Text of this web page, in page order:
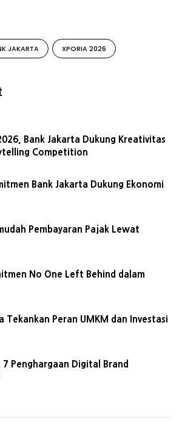
JAKARTA XPORIA 2026
Bank Jakarta Dukung Kreativitas
Competition
Bank Jakarta Dukung Ekonomi
Pembayaran Pajak Lewat
No One Left Behind dalam
Tekankan Peran UMKM dan Investasi
7 Penghargaan Digital Brand